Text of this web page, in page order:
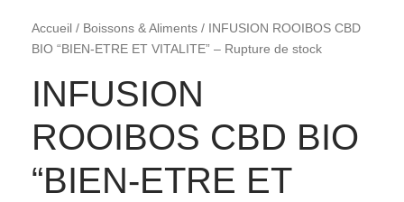
Accueil / Boissons & Aliments / INFUSION ROOIBOS CBD
BIO “BIEN-ETRE ET VITALITE” – Rupture de stock
INFUSION
ROOIBOS CBD BIO
“BIEN-ETRE ET